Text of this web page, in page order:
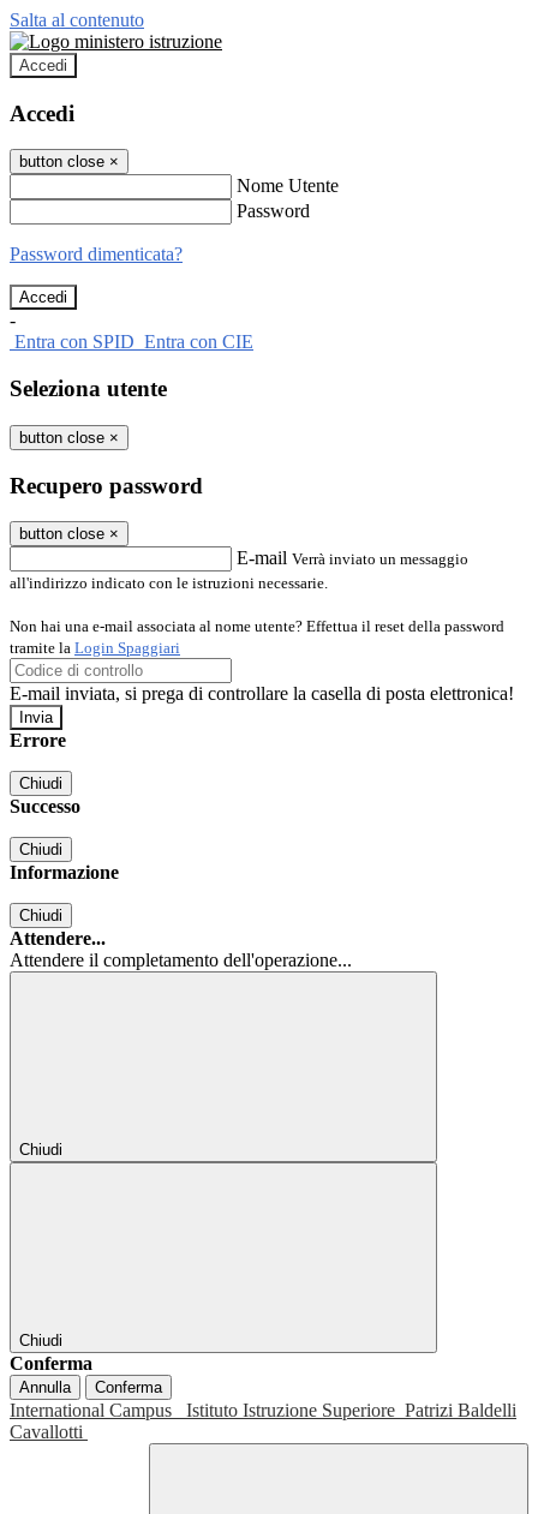
Salta al contenuto
Accedi
Accedi
button close ×
Nome Utente
Password
Password dimenticata?
-
Entra con SPID Entra con CIE
Seleziona utente
button close ×
Recupero password
button close ×
E-mail Verrà inviato un messaggio
all'indirizzo indicato con le istruzioni necessarie.
Non hai una e-mail associata al nome utente? Effettua il reset della password
tramite la Login Spaggiari
E-mail inviata, si prega di controllare la casella di posta elettronica!
Errore
Chiudi
Successo
Chiudi
Informazione
Chiudi
Attendere...
Attendere il completamento dell'operazione...
Chiudi
Chiudi
Conferma
Annulla Conferma
International Campus Istituto Istruzione Superiore Patrizi Baldelli
Cavallotti